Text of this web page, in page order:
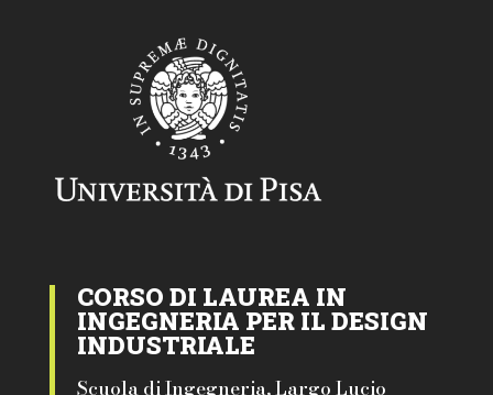
CORSO DI LAUREA IN
INGEGNERIA PER IL DESIGN
INDUSTRIALE
Scuola di Ingegneria, Largo Lucio